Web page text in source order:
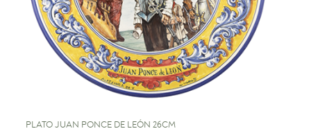
PLATO JUAN PONCE DE LEÓN 26CM